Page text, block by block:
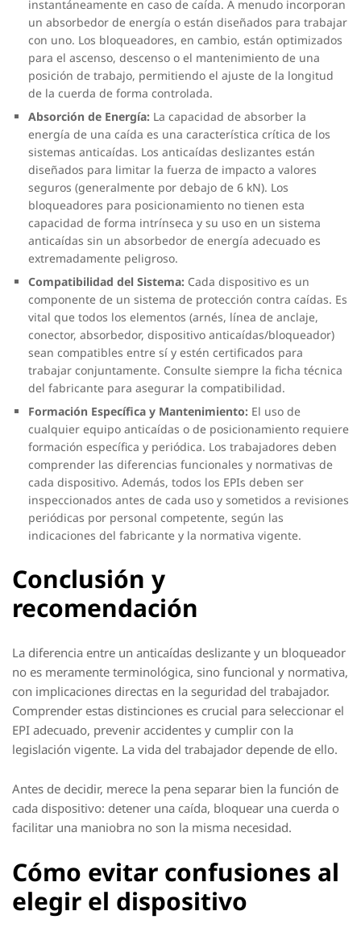
instantáneamente en caso de caída. A menudo incorporan
un absorbedor de energía o están diseñados para trabajar
con uno. Los bloqueadores, en cambio, están optimizados
para el ascenso, descenso o el mantenimiento de una
posición de trabajo, permitiendo el ajuste de la longitud
de la cuerda de forma controlada.
Absorción de Energía: La capacidad de absorber la
energía de una caída es una característica crítica de los
sistemas anticaídas. Los anticaídas deslizantes están
diseñados para limitar la fuerza de impacto a valores
seguros (generalmente por debajo de 6 kN). Los
bloqueadores para posicionamiento no tienen esta
capacidad de forma intrínseca y su uso en un sistema
anticaídas sin un absorbedor de energía adecuado es
extremadamente peligroso.
Compatibilidad del Sistema: Cada dispositivo es un
componente de un sistema de protección contra caídas. Es
vital que todos los elementos (arnés, línea de anclaje,
conector, absorbedor, dispositivo anticaídas/bloqueador)
sean compatibles entre sí y estén certificados para
trabajar conjuntamente. Consulte siempre la ficha técnica
del fabricante para asegurar la compatibilidad.
Formación Específica y Mantenimiento: El uso de
cualquier equipo anticaídas o de posicionamiento requiere
formación específica y periódica. Los trabajadores deben
comprender las diferencias funcionales y normativas de
cada dispositivo. Además, todos los EPIs deben ser
inspeccionados antes de cada uso y sometidos a revisiones
periódicas por personal competente, según las
indicaciones del fabricante y la normativa vigente.
Conclusión y
recomendación
La diferencia entre un anticaídas deslizante y un bloqueador
no es meramente terminológica, sino funcional y normativa,
con implicaciones directas en la seguridad del trabajador.
Comprender estas distinciones es crucial para seleccionar el
EPI adecuado, prevenir accidentes y cumplir con la
legislación vigente. La vida del trabajador depende de ello.
Antes de decidir, merece la pena separar bien la función de
cada dispositivo: detener una caída, bloquear una cuerda o
facilitar una maniobra no son la misma necesidad.
Cómo evitar confusiones al
elegir el dispositivo